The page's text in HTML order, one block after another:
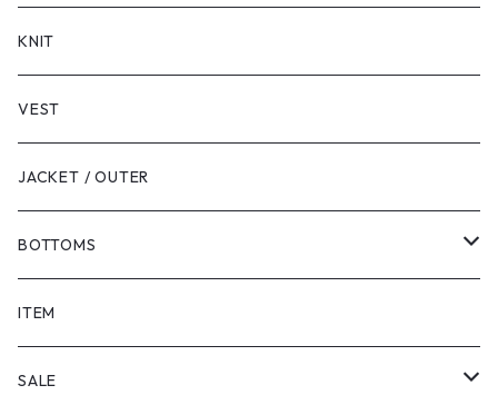
LONG SLEEVE
KNIT
VEST
JACKET / OUTER
BOTTOMS
SHORTS
PANTS
ITEM
SALE